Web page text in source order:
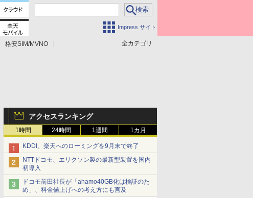
Impress サイト
全カテゴリ
格安SIM/MVNO
アクセスランキング
1時間 24時間 1週間 1カ月
KDDI、楽天へのローミングを9月末で終了
NTTドコモ、エリクソン製の最新型装置を国内
初導入
ドコモ前田社長が「ahamo40GB化は検証のた
め」、料金値上げへの考え方にも言及